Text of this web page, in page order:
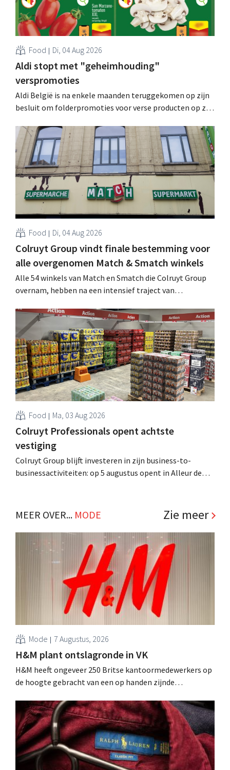
Food Di, 04 Aug 2026
Aldi stopt met "geheimhouding"
verspromoties
Aldi België is na enkele maanden teruggekomen op zijn
besluit om folderpromoties voor verse producten op zijn
werking treden: "Onze klanten willen goed
geïnformeerd worden." .
Food Di, 04 Aug 2026
Colruyt Group vindt finale bestemming voor
alle overgenomen Match & Smatch winkels
Alle 54 winkels van Match en Smatch die Colruyt Group
overnam, hebben na een intensief traject van
Al is die bestemming voor sommige panden een sluiting.
Food Ma, 03 Aug 2026
Colruyt Professionals opent achtste
vestiging
Colruyt Group blijft investeren in zijn business-to-
businessactiviteiten: op 5 augustus opent in Alleur de
klanten. .
MEER OVER... MODE Zie meer
Mode 7 Augustus, 2026
H&M plant ontslagronde in VK
H&M heeft ongeveer 250 Britse kantoormedewerkers op
de hoogte gebracht van een op handen zijnde
sanering volgt op eerdere ingrepen in Nederland, België
en Spanje waarbij al honderden jobs verloren gingen.